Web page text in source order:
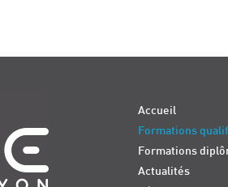
Accueil
Formations
Formations
Actualités